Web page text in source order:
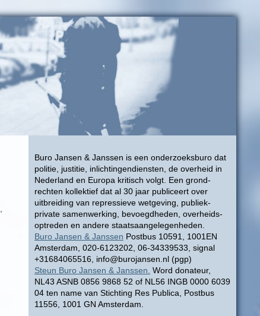
Buro Jansen & Janssen is een onderzoeksburo dat
politie, justitie, inlichtingendiensten, de overheid in
Nederland en Europa kritisch volgt. Een grond-
rechten kollektief dat al 30 jaar publiceert over
uitbreiding van repressieve wetgeving, publiek-
private samenwerking, bevoegdheden, overheids-
optreden en andere staatsaangelegenheden.
Buro Jansen & Janssen Postbus 10591, 1001EN
Amsterdam, 020-6123202, 06-34339533, signal
+31684065516, info@burojansen.nl (pgp)
Steun Buro Jansen & Janssen. Word donateur,
NL43 ASNB 0856 9868 52 of NL56 INGB 0000 6039
04 ten name van Stichting Res Publica, Postbus
11556, 1001 GN Amsterdam.